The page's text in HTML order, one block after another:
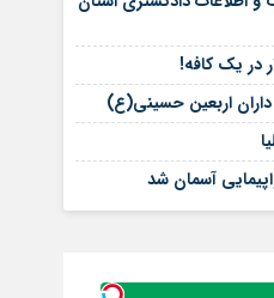
در یک کافه!
اربعین حسینی(ع)
آسمان شد